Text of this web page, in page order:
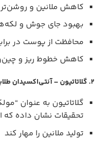
کاهش ملانین و
بهبود جای جوش و
محافظت از پوست در
کاهش خطوط ریز و
۲. گلاتاتیون – آنتی‌اکسیدان طلایی
گلاتاتیون به عنوان
تحقیقات نشان داده که
تولید ملانین را مهار کند